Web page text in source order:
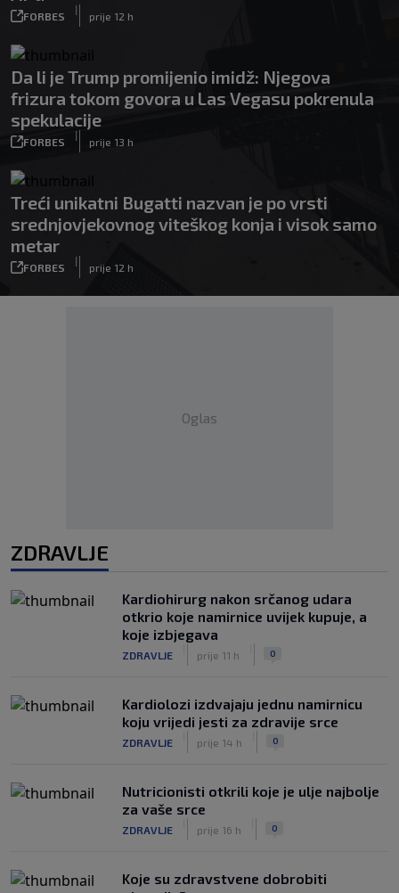
FORBES
|
prije 12 h
Da li je Trump promijenio imidž: Njegova
frizura tokom govora u Las Vegasu pokrenula
spekulacije
FORBES
|
prije 13 h
Treći unikatni Bugatti nazvan je po vrsti
srednjovjekovnog viteškog konja i visok samo
metar
FORBES
|
prije 12 h
Oglas
ZDRAVLJE
Kardiohirurg nakon srčanog udara
otkrio koje namirnice uvijek kupuje, a
koje izbjegava
ZDRAVLJE prije 11 h 0
Kardiolozi izdvajaju jednu namirnicu
koju vrijedi jesti za zdravije srce
ZDRAVLJE prije 14 h 0
Nutricionisti otkrili koje je ulje najbolje
za vaše srce
ZDRAVLJE prije 16 h 0
Koje su zdravstvene dobrobiti